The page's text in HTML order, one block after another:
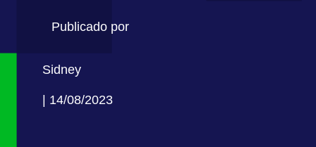
Publicado por
Sidney
| 14/08/2023